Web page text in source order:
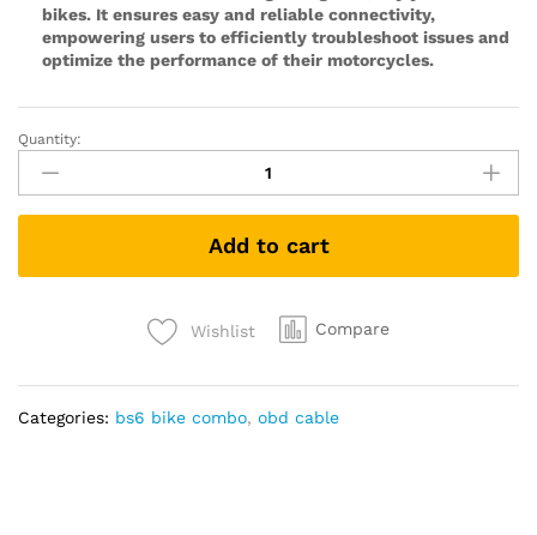
bikes. It ensures easy and reliable connectivity,
empowering users to efficiently troubleshoot issues and
optimize the performance of their motorcycles.
Bs6
Obd
Cable
compatible
TVS
KTM
Motorcycle
Quantity:
Add to cart
Wishlist Compare
Categories: bs6 bike combo, obd cable